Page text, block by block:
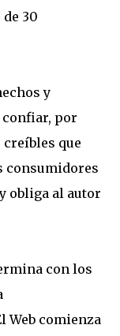
30
y
confiar, por
que
consumidores
obliga al autor
con los
Web comienza